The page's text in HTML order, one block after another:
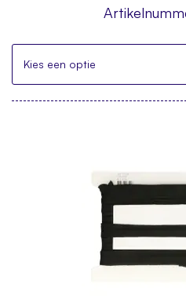
Kies een optie